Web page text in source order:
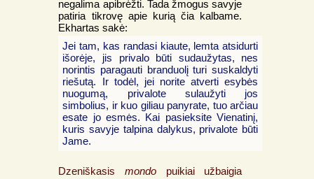
negalima apibrėžti. Tada žmogus savyje
patiria tikrovę apie kurią čia kalbame.
Ekhartas sakė:
Jei tam, kas randasi kiaute, lemta atsidurti
išorėje, jis privalo būti sudaužytas, nes
norintis paragauti branduolį turi suskaldyti
riešutą. Ir todėl, jei norite atverti esybės
nuogumą, privalote sulaužyti jos
simbolius, ir kuo giliau panyrate, tuo arčiau
esate jo esmės. Kai pasieksite Vienatinį,
kuris savyje talpina dalykus, privalote būti
Jame.
Dzeniškasismondo puikiai užbaigia